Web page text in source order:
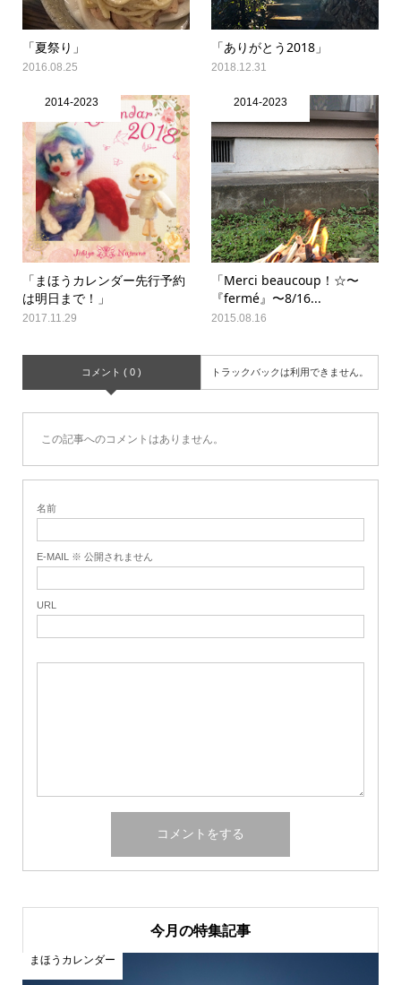
「夏祭り」
2016.08.25
「ありがとう2018」
2018.12.31
2014-2023
「まほうカレンダー先行予約
は明日まで！」
2017.11.29
2014-2023
「Merci beaucoup！☆〜
『fermé』〜8/16...
2015.08.16
コメント ( 0 ) トラックバックは利用できません。
この記事へのコメントはありません。
名前
E-MAIL ※ 公開されません
URL
今月の特集記事
まほうカレンダー